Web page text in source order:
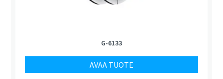
G-6133
AVAA TUOTE